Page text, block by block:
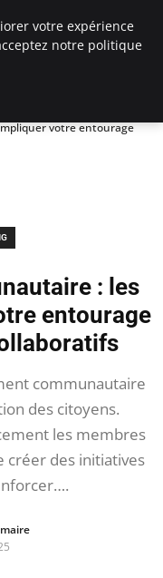
votre entourage
: les
entourage
communautaire
des citoyens.
les membres
créer des initiatives
votre expérience
notre politique